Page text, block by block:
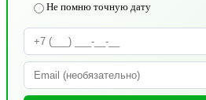
Не помню точную дату